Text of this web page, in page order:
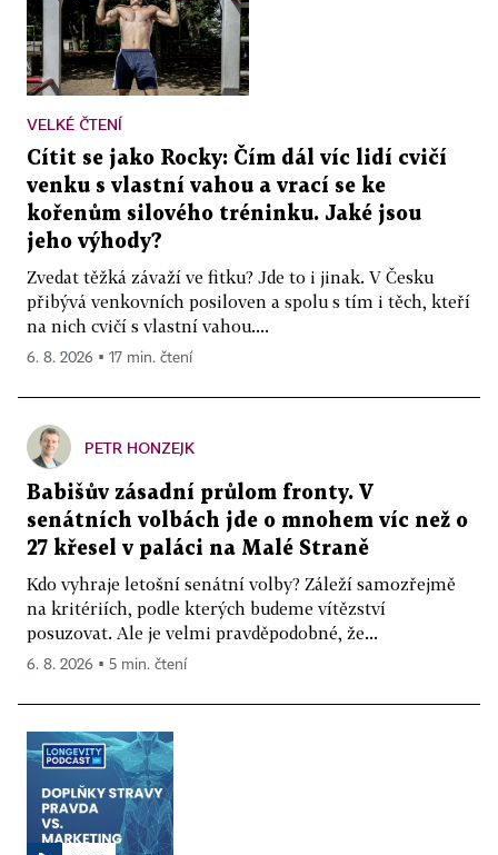
VELKÉ ČTENÍ
Cítit se jako Rocky: Čím dál víc lidí cvičí
venku s vlastní vahou a vrací se ke
kořenům silového tréninku. Jaké jsou
jeho výhody?
Zvedat těžká závaží ve fitku? Jde to i jinak. V Česku
přibývá venkovních posiloven a spolu s tím i těch, kteří
na nich cvičí s vlastní vahou....
6. 8. 2026 ▪ 17 min. čtení
PETR HONZEJK
Babišův zásadní průlom fronty. V
senátních volbách jde o mnohem víc než o
27 křesel v paláci na Malé Straně
Kdo vyhraje letošní senátní volby? Záleží samozřejmě
na kritériích, podle kterých budeme vítězství
posuzovat. Ale je velmi pravděpodobné, že...
6. 8. 2026 ▪ 5 min. čtení